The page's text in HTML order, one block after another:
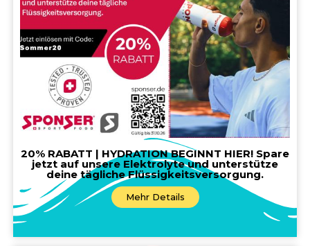
20% RABATT | HYDRATION BEGINNT HIER! Spare
jetzt auf unsere Elektrolyte und unterstütze
deine tägliche Flüssigkeitsversorgung.
Mehr Details